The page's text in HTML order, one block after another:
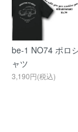
be-1 NO74 ポロ
ャツ
3,190円(税込)